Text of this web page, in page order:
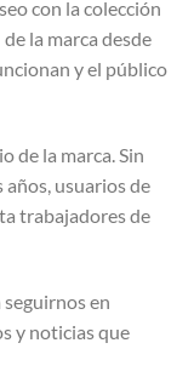
con la colección
la marca desde
y el público
de la marca. Sin
años, usuarios de
trabajadores de
en
y noticias que